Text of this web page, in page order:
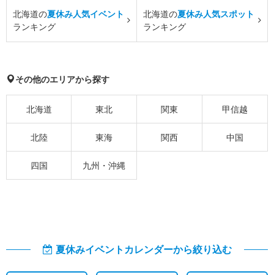
北海道の夏休み人気イベント
ランキング
北海道の夏休み人気スポット
ランキング
その他のエリアから探す
北海道 東北 関東 甲信越
北陸 東海 関西 中国
四国 九州・沖縄
夏休みイベントカレンダーから絞り込む